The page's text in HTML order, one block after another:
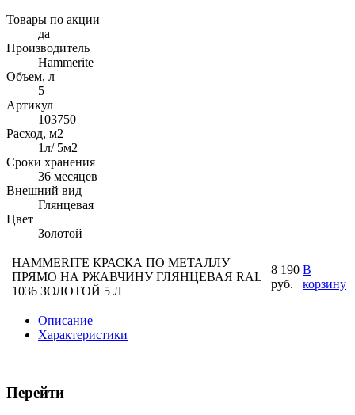
Товары по акции
да
Производитель
Hammerite
Объем, л
5
Артикул
103750
Расход, м2
1л/ 5м2
Сроки хранения
36 месяцев
Внешний вид
Глянцевая
Цвет
Золотой
HAMMERITE КРАСКА ПО МЕТАЛЛУ
ПРЯМО НА РЖАВЧИНУ ГЛЯНЦЕВАЯ RAL
1036 ЗОЛОТОЙ 5 Л
8 190
руб.
В
корзину
Описание
Характеристики
Перейти